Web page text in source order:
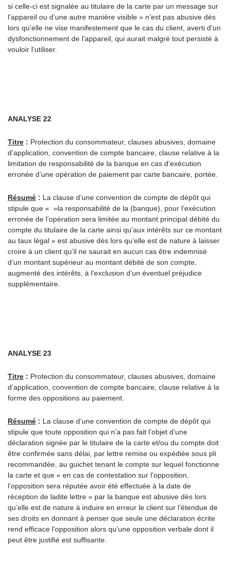
si celle-ci est signalée au titulaire de la carte par un message sur
l’appareil ou d’une autre manière visible » n’est pas abusive dès
lors qu’elle ne vise manifestement que le cas du client, averti d’un
dysfonctionnement de l’appareil, qui aurait malgré tout persisté à
vouloir l’utiliser.
ANALYSE 22
Titre : Protection du consommateur, clauses abusives, domaine
d’application, convention de compte bancaire, clause relative à la
limitation de responsabilité de la banque en cas d’exécution
erronée d’une opération de paiement par carte bancaire, portée.
Résumé : La clause d’une convention de compte de dépôt qui
stipule que « »la responsabilité de la (banque), pour l’exécution
erronée de l’opération sera limitée au montant principal débité du
compte du titulaire de la carte ainsi qu’aux intérêts sur ce montant
au taux légal » est abusive dès lors qu’elle est de nature à laisser
croire à un client qu’il ne saurait en aucun cas être indemnisé
d’un montant supérieur au montant débité de son compte,
augmenté des intérêts, à l’exclusion d’un éventuel préjudice
supplémentaire.
ANALYSE 23
Titre : Protection du consommateur, clauses abusives, domaine
d’application, convention de compte bancaire, clause relative à la
forme des oppositions au paiement.
Résumé : La clause d’une convention de compte de dépôt qui
stipule que toute opposition qui n’a pas fait l’objet d’une
déclaration signée par le titulaire de la carte et/ou du compte doit
être confirmée sans délai, par lettre remise ou expédiée sous pli
recommandée, au guichet tenant le compte sur lequel fonctionne
la carte et que « en cas de contestation sur l’opposition,
l’opposition sera réputée avoir été effectuée à la date de
réception de ladite lettre » par la banque est abusive dès lors
qu’elle est de nature à induire en erreur le client sur l’étendue de
ses droits en donnant à penser que seule une déclaration écrite
rend efficace l’opposition alors qu’une opposition verbale dont il
peut être justifié est suffisante.